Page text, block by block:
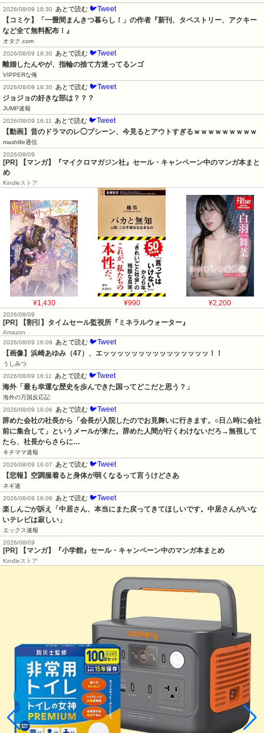
2026/08/09 18:30
あとで読む 🐦Tweet
【コミケ】「一畳間まんきつ暮らし！」の作者『新刊、タペストリー、アクキー
など全て無料配布！』
オタク.com
2026/08/09 18:30
あとで読む 🐦Tweet
離婚したんやが、指輪の捨て方迷ってるンゴ
VIPPERな俺
2026/08/09 18:30
あとで読む 🐦Tweet
ジョジョの好きな部は？？？
JUMP速報
2026/08/09 16:11
あとで読む 🐦Tweet
【動画】昔のドラマのレ◯プシーン、今見るとアウトすぎるｗｗｗｗｗｗｗｗｗ
mashlife通信
2026/08/09
[PR] 【マンガ】『マイクロマガジン社』セール・キャンペーン中のマンガ本まと
め
Kindleストア
¥1,430 ¥990 ¥2,200
2026/08/09
[PR] 【割引】タイムセール監視所『ミネラルウォーター』
Amazon
2026/08/09 16:09
あとで読む 🐦Tweet
【画像】浜崎あゆみ（47）、エッッッッッッッッッッッッッッッ！！
うしみつ
2026/08/09 16:11
あとで読む 🐦Tweet
海外「最も幸運な歴史を歩んできた国ってどこだと思う？」
海外の万国反応記
2026/08/09 16:06
あとで読む 🐦Tweet
辞めた会社の社長から「会長が入院したのでお見舞いに行きます。○日△時に会社
前に集合して」というメールが来た。辞めた人間が行くわけないだろ→無視して
たら、社長からさらに…
キチママ速報
2026/08/09 16:07
あとで読む 🐦Tweet
【悲報】空調服着ると身体が弱くなるって言うけどさあ
ネギ速
2026/08/09 16:09
あとで読む 🐦Tweet
楽しんごが訴え「中居さん、本当にまた戻ってきてほしいです。中居さんがいな
いテレビは寂しい」
エックス速報
2026/08/09
[PR] 【マンガ】『小学館』セール・キャンペーン中のマンガ本まとめ
Kindleストア